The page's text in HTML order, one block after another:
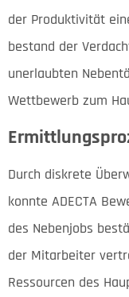
der Produktivität
bestand der
unerlaubten
Wettbewerb zum
Durch diskrete
konnte ADECTA
des Nebenjobs
der Mitarbeiter
Ressourcen des